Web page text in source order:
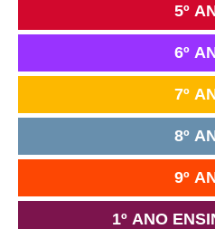
5º
6º
7º
8º
9º
1º ANO